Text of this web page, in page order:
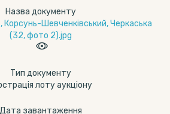
Назва документу
Шевченківський, Черкаська
(32, фото 2).jpg
Тип документу
лоту аукціону
Дата завантаження